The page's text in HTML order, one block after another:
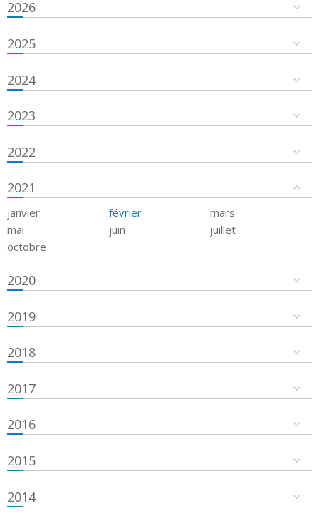
2026
2025
2024
2023
2022
2021
janvier février
mars
mai
juin
juillet
octobre
2020
2019
2018
2017
2016
2015
2014